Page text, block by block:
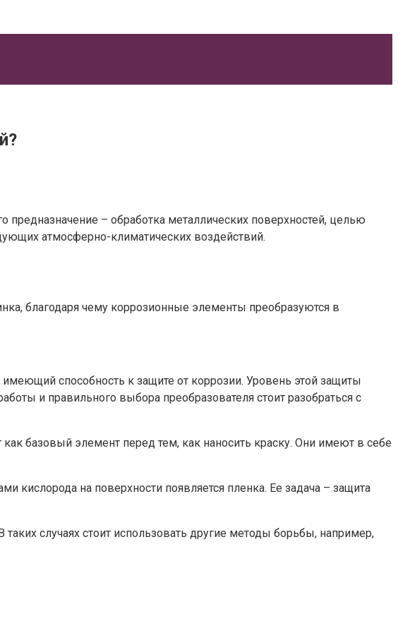
– обработка металлических поверхностей, целью
атмосферно-климатических воздействий.
благодаря чему коррозионные элементы преобразуются в
способность к защите от коррозии. Уровень этой защиты
и правильного выбора преобразователя стоит разобраться с
базовый элемент перед тем, как наносить краску. Они имеют в себе
на поверхности появляется пленка. Ее задача – защита
случаях стоит использовать другие методы борьбы, например,